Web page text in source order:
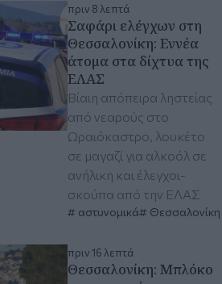
πριν 8 λεπτά
Σαφάρι ελέγχων στη
Θεσσαλονίκη: Εννέα
άτομα στα δίχτυα της
ΕΛΑΣ
Βίαιη απόπειρα ληστείας
από νεαρούς στο
Ωραιόκαστρο, λουκέτο
σε μαγαζί για αλκοόλ σε
ανήλικη και έλεγχοι-
σκούπα από την ΕΛΑΣ
αστυνομικά Θεσσαλονίκη
πριν 16 λεπτά
Θεσσαλονίκη: Μπλόκο